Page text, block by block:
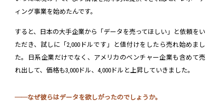
ィング事業を始めたんです。
すると、日本の大手企業から「データを売ってほしい」と依頼をい
ただき、試しに「2,000ドルです」と値付けをしたら売れ始めまし
た。日系企業だけでなく、アメリカのベンチャー企業も含めて売
れ出して、価格も3,000ドル、4,000ドルと上昇していきました。
──なぜ彼らはデータを欲しがったのでしょうか。